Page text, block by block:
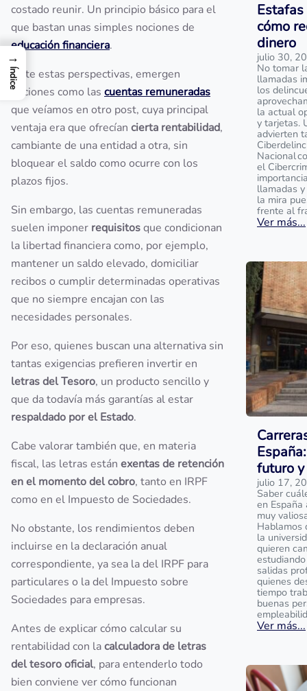
costado reunir. Un principio básico para el
que bastan unas simples nociones de
educación financiera.
Ante estas perspectivas, emergen
opciones como las cuentas remuneradas
que veíamos en otro post, cuya principal
ventaja era que ofrecían cierta rentabilidad,
cambiante de una entidad a otra, sin
bloquear el saldo como ocurre con los
plazos fijos.
Sin embargo, las cuentas remuneradas
suelen imponer requisitosque condicionan
la libertad financiera como, por ejemplo,
mantener un saldo elevado, domiciliar
recibos o cumplir determinadas operativas
que no siempre encajan con las
necesidades personales.
Por eso, quienes buscan una alternativa sin
tantas exigencias prefieren invertir en
letras del Tesoro, un producto sencillo y
que da todavía más garantías al estar
respaldado por el Estado.
Cabe valorar también que, en materia
fiscal, las letras están exentas de retención
en el momento del cobro, tanto en IRPF
como en el Impuesto de Sociedades.
No obstante, los rendimientos deben
incluirse en la declaración anual
correspondiente, ya sea la del IRPF para
particulares o la del Impuesto sobre
Sociedades para empresas.
Antes de explicar cómo calcular su
rentabilidad con lacalculadora de letras
del tesoro oficial, para entenderlo todo
bien conviene ver cómo funcionan
cómo
dinero
julio 30,
No tomar
llamadas
los
la actual
y tarjetas.
advierten
Nacional
el
llamadas
la mira
frente al
Ver más...
futuro
julio 17,
Saber
en
muy
Hablamos
la
quieren
salidas
quienes
tiempo
buenas
Ver más...
→
Índice